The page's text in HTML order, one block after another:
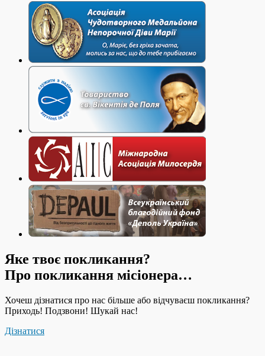
Яке твоє покликання?
Про покликання місіонера…
Хочеш дізнатися про нас більше або відчуваєш покликання?
Приходь! Подзвони! Шукай нас!
Дізнатися